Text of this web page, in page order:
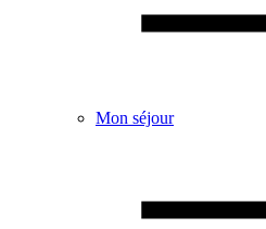
Mon séjour